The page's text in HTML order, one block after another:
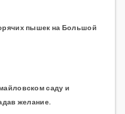
пышек на Большой
саду и
желание.